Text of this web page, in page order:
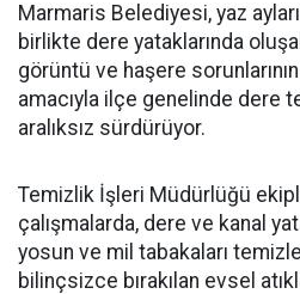
Marmaris Belediyesi, yaz
birlikte dere yataklarında
görüntü ve haşere
amacıyla ilçe genelinde dere
aralıksız sürdürüyor.
Temizlik İşleri Müdürlüğü
çalışmalarda, dere ve kanal
yosun ve mil tabakaları
bilinçsizce bırakılan evsel